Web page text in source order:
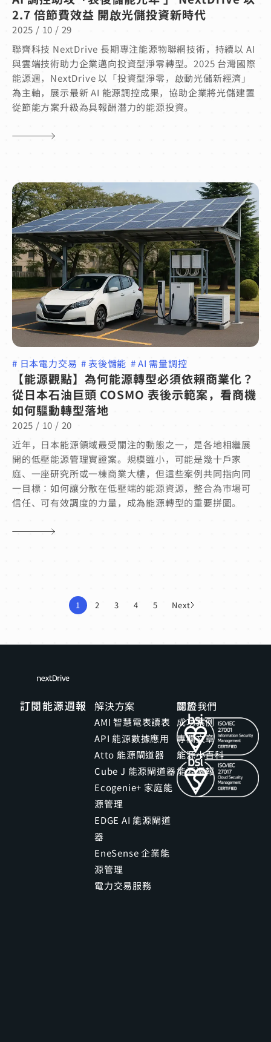
2.7 倍節費效益 開啟光儲投資新時代
2025 / 10 / 29
聯齊科技 NextDrive 長期專注能源物聯網技術，持續以 AI
與雲端技術助力企業邁向投資型淨零轉型。2025 台灣國際
能源週，NextDrive 以「投資型淨零，啟動光儲新經濟」
為主軸，展示最新 AI 能源調控成果，協助企業將光儲建置
從節能方案升級為具報酬潛力的能源投資。
# 日本電力交易 #表後儲能 #AI 需量調控
【能源觀點】為何能源轉型必須依賴商業化？
從日本石油巨頭 COSMO 表後示範案，看商機
如何驅動轉型落地
2025 / 10 / 20
近年，日本能源領域最受關注的動態之一，是各地相繼展
開的低壓能源管理實證案。規模雖小，可能是幾十戶家
庭、一座研究所或一棟商業大樓，但這些案例共同指向同
一目標：如何讓分散在低壓端的能源資源，整合為市場可
信任、可有效調度的力量，成為能源轉型的重要拼圖。
1 2 3 4 5 Next
訂閱能源週報 解決方案
AMI 智慧電表讀表
API 能源數據應用
Atto 能源閘道器
Cube J 能源閘道器
Ecogenie+ 家庭能
源管理
EDGE AI 能源閘道
器
EneSense 企業能
源管理
電力交易服務
關於我們
成功案例
專欄文章
能源小百科
能源週報
認證